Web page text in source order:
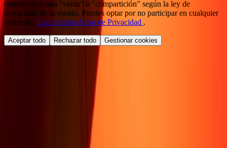
considerarse una "venta" o "compartición" según la ley de
privacidad de tu estado. Puedes optar por no participar en cualquier
momento. Lee nuestro Aviso de Privacidad .
Aceptar todo Rechazar todo Gestionar cookies